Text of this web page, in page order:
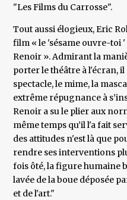
"Les Films du Carrosse".
Tout aussi élogieux, Eric
film « le 'sésame ouvre-toi
Renoir ». Admirant la
porter le théâtre à l'écran, il
spectacle, le mime, la
extrême répugnance à
Renoir a su le plier aux
même temps qu’il l'a fait
des attitudes n'est là que
rendre ses interventions
fois ôté, la figure humaine
lavée de la boue déposée
et de l'art."